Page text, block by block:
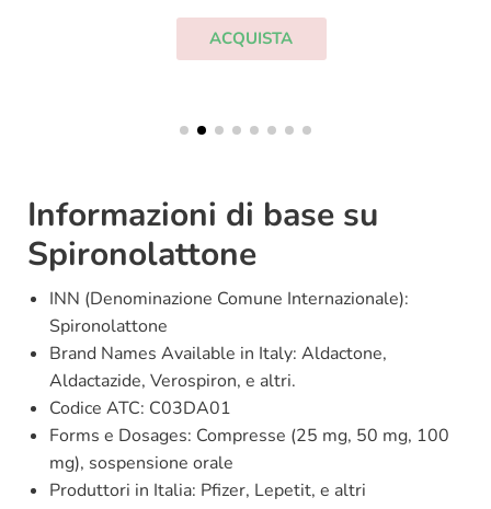
ACQUISTA
Informazioni di base su
Spironolattone
INN (Denominazione Comune Internazionale):
Spironolattone
Brand Names Available in Italy: Aldactone,
Aldactazide, Verospiron, e altri.
Codice ATC: C03DA01
Forms e Dosages: Compresse (25 mg, 50 mg, 100
mg), sospensione orale
Produttori in Italia: Pfizer, Lepetit, e altri